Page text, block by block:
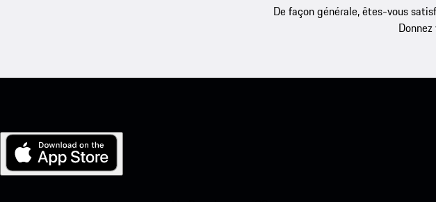
De façon générale, êtes-vous